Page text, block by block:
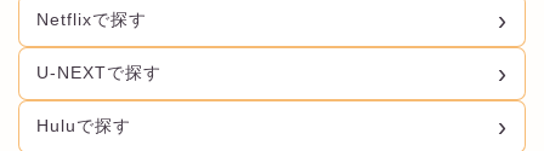
Netflixで探す
U-NEXTで探す
Huluで探す